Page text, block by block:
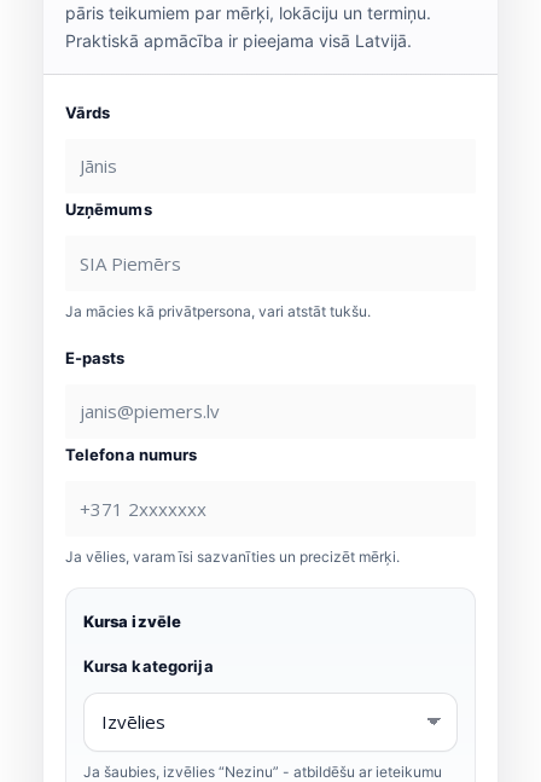
pāris teikumiem par mērķi, lokāciju un termiņu.
Praktiskā apmācība ir pieejama visā Latvijā.
Vārds
Uzņēmums
Ja mācies kā privātpersona, vari atstāt tukšu.
E-pasts
Telefona numurs
Ja vēlies, varam īsi sazvanīties un precizēt mērķi.
Kursa izvēle
Kursa kategorija
Ja šaubies, izvēlies “Nezinu” - atbildēšu ar ieteikumu